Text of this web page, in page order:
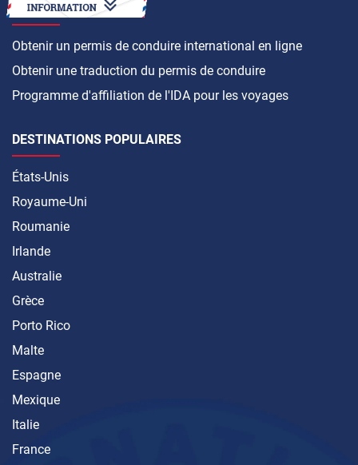
COMMENT FAIRE
Obtenir un permis de conduire international en ligne
Obtenir une traduction du permis de conduire
Programme d'affiliation de l'IDA pour les voyages
DESTINATIONS POPULAIRES
États-Unis
Royaume-Uni
Roumanie
Irlande
Australie
Grèce
Porto Rico
Malte
Espagne
Mexique
Italie
France